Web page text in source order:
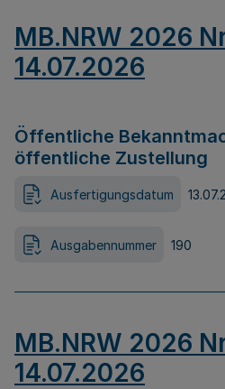
MB.NRW 2026
14.07.2026
Öffentliche
öffentliche Zustellung
Ausfertigungsdatum
Ausgabennummer 190
MB.NRW 2026
14.07.2026